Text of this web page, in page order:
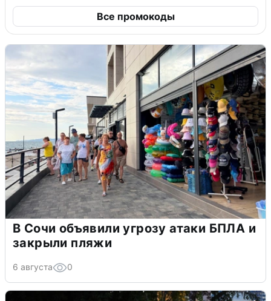
Все промокоды
В Сочи объявили угрозу атаки БПЛА и
закрыли пляжи
6 августа 0